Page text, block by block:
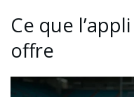
Ce que
offre